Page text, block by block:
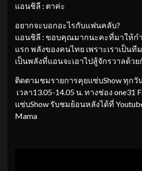
แอนชิลี : ตาค่ะ
อยากจะบอกอะไรกับแฟนคลับ?
แอนชิลี : ขอบคุณมากนะคะที่มาให้ก
แรก พลังของคนไทย เพราะเราเป็น
เป็นพลังที่แอนจะเอาไปสู้จักรวาลด้ว
ติดตามชมรายการคุยแซ่บShow ทุก
เวลา13.05-14.05 น. ทางช่อง one31
แซ่บShow รับชมย้อนหลังได้ที่
Mama